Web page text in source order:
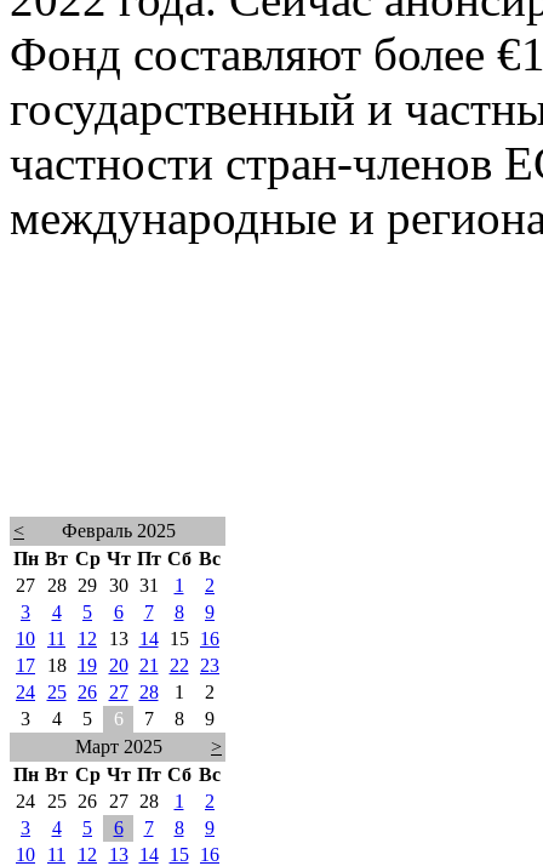
Фонд составляют более
государственный и
частности стран-
международные и
<
Февраль 2025
Пн Вт Ср Чт Пт Сб Вс
27
28 29 30 31 1
2
3
4 5 6 7 8
9
10
11 12 13 14 15
16
17
18 19 20 21 22
23
24
25 26 27 28 1
2
3
4 5 6 7 8
9
Март 2025
>
Пн Вт Ср Чт Пт Сб Вс
24
25 26 27 28 1
2
3
4 5 6 7 8
9
10
11 12 13 14 15
16